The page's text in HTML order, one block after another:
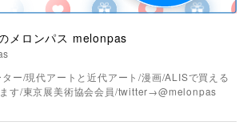
メロンパス melonpas
ー/現代アートと近代アート/漫画/ALISで買える
す/東京展美術協会会員/twitter→@melonpas